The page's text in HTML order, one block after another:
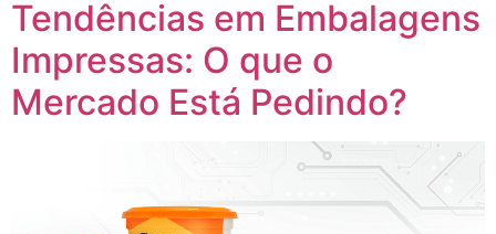
Tendências em Embalagens
Impressas: O que o
Mercado Está Pedindo?